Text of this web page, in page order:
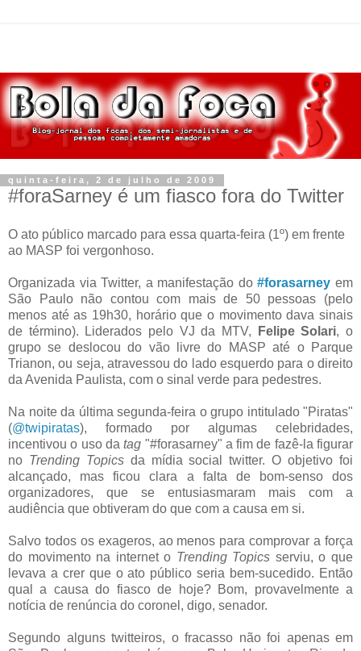
quinta-feira, 2 de julho de 2009
#foraSarney é um fiasco fora do Twitter
O ato público marcado para essa quarta-feira (1º) em frente
ao MASP foi vergonhoso.
Organizada via Twitter, a manifestação do#forasarney em
São Paulo não contou com mais de 50 pessoas (pelo
menos até as 19h30, horário que o movimento dava sinais
de término). Liderados pelo VJ da MTV,
Felipe Solari, o
grupo se deslocou do vão livre do MASP até o Parque
Trianon, ou seja, atravessou do lado esquerdo para o direito
da Avenida Paulista, com o sinal verde para pedestres.
Na noite da última segunda-feira o grupo intitulado "Piratas"
(@twipiratas), formado por algumas celebridades,
incentivou o uso datag "#forasarney" a fim de fazê-la figurar
no Trending Topics da mídia social twitter. O objetivo foi
alcançado, mas ficou clara a falta de bom-senso dos
organizadores, que se entusiasmaram mais com a
audiência que obtiveram do que com a causa em si.
Salvo todos os exageros, ao menos para comprovar a força
do movimento na internet o Trending Topics serviu, o que
levava a crer que o ato público seria bem-sucedido. Então
qual a causa do fiasco de hoje? Bom, provavelmente a
notícia de renúncia do coronel, digo, senador.
Segundo alguns twitteiros, o fracasso não foi apenas em